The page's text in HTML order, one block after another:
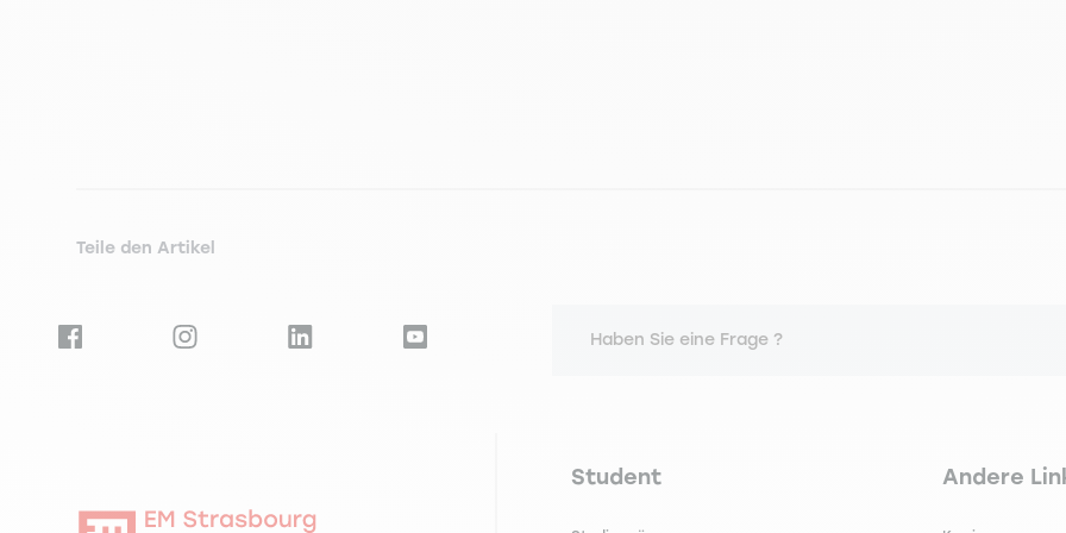
Teile den Artikel
Haben Sie eine Frage ?
Navigation principale footer
Student Navigation
Andere